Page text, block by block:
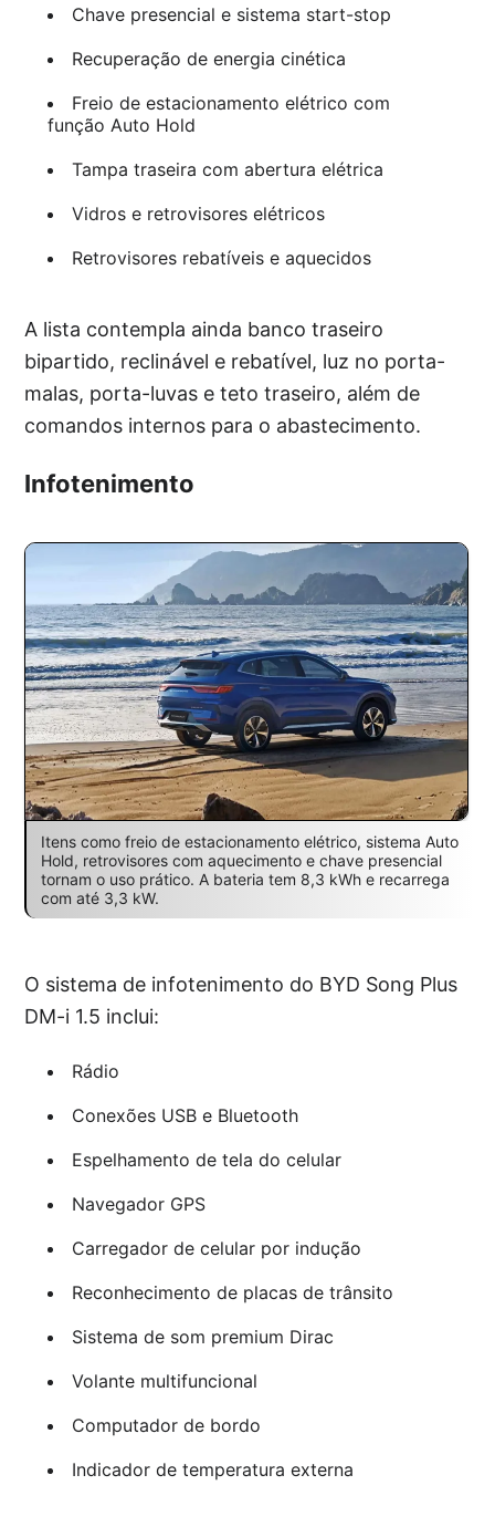
Chave presencial e sistema start-stop
Recuperação de energia cinética
Freio de estacionamento elétrico com
função Auto Hold
Tampa traseira com abertura elétrica
Vidros e retrovisores elétricos
Retrovisores rebatíveis e aquecidos
A lista contempla ainda banco traseiro
bipartido, reclinável e rebatível, luz no porta-
malas, porta-luvas e teto traseiro, além de
comandos internos para o abastecimento.
Infotenimento
Itens como freio de estacionamento elétrico, sistema Auto
Hold, retrovisores com aquecimento e chave presencial
tornam o uso prático. A bateria tem 8,3 kWh e recarrega
com até 3,3 kW.
O sistema de infotenimento do BYD Song Plus
DM-i 1.5 inclui:
Rádio
Conexões USB e Bluetooth
Espelhamento de tela do celular
Navegador GPS
Carregador de celular por indução
Reconhecimento de placas de trânsito
Sistema de som premium Dirac
Volante multifuncional
Computador de bordo
Indicador de temperatura externa